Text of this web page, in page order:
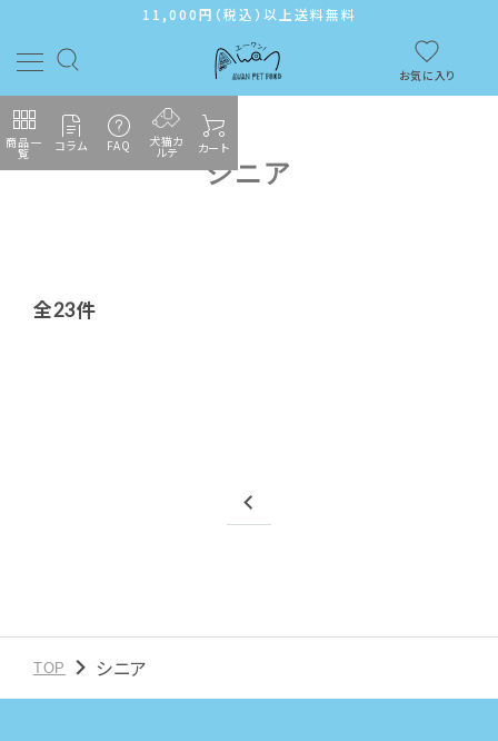
11,000円（税込）以上送料無料
お気に入り
商品一
覧 コラム FAQ 犬猫カ
ルテ カート
ログイン
特定商取引法について
お問い合わせ
シニア
全23件
TOP シニア